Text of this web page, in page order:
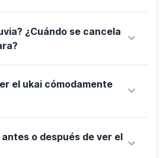
¿Cuándo se cancela
keyboard_arrow_down
el ukai cómodamente
keyboard_arrow_down
o después de ver el keyboard_arrow_down